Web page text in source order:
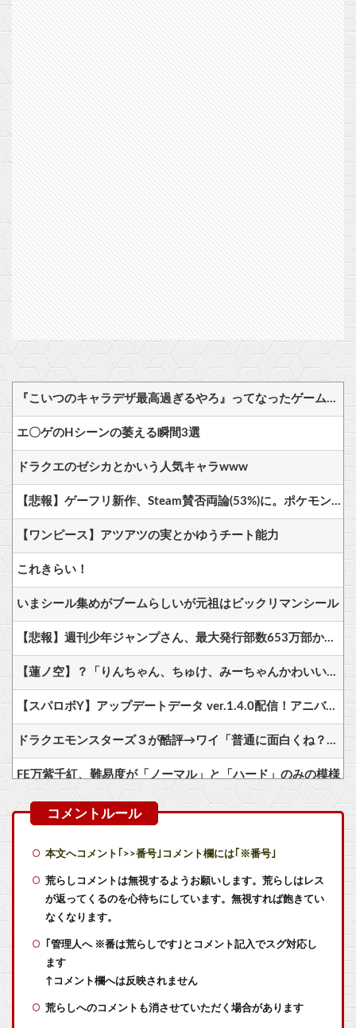
『こいつのキャラデザ最高過ぎるやろ』ってなったゲームキャラｗｗｗｗ
エ〇ゲのHシーンの萎える瞬間3選
ドラクエのゼシカとかいう人気キャラwww
【悲報】ゲーフリ新作、Steam賛否両論(53%)に。ポケモンで磨いた技術力…
【ワンピース】アツアツの実とかゆうチート能力
これきらい！
いまシール集めがブームらしいが元祖はビックリマンシール
【悲報】週刊少年ジャンプさん、最大発行部数653万部から急降下でついに100万部を割ってしまうwwwwww
【蓮ノ空】？「りんちゃん、ちゅけ、みーちゃんかわいいねぇ💚」【ラブライブ！】
【スパロボY】アップデートデータ ver.1.4.0配信！アニバーサリーエキスパンションパックも本日配信！
ドラクエモンスターズ３が酷評→ワイ「普通に面白くね？？」
FE万紫千紅、難易度が「ノーマル」と「ハード」のみの模様
同級生が食われた………。
【ラブライブ！】ラブカ、ドスケベ水着CM他
【ウマ娘】なんとかなれーーーッ(極道入稿)
本文へコメント｢>>番号｣コメント欄には｢※番号｣
荒らしコメントは無視するようお願いします。荒らしはレス
が返ってくるのを心待ちにしています。無視すれば飽きてい
なくなります。
｢管理人へ ※番は荒らしです｣とコメント記入でスグ対応し
ます
↑コメント欄へは反映されません
荒らしへのコメントも消させていただく場合があります